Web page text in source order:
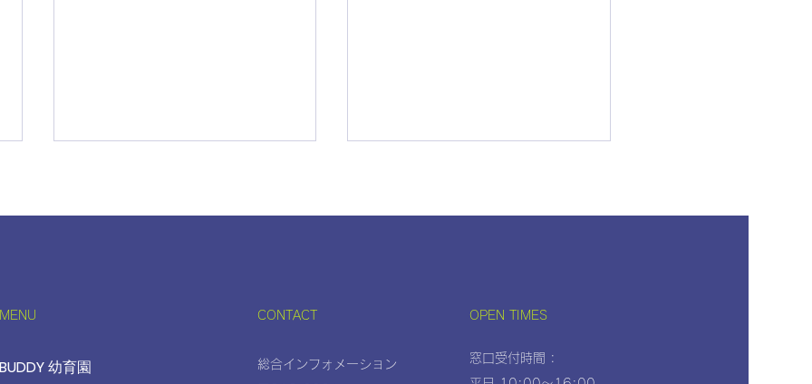
✨
MENU
BUDDY 幼育園
CONTACT
総合インフォメーション
OPEN TIMES
窓口受付時間 :